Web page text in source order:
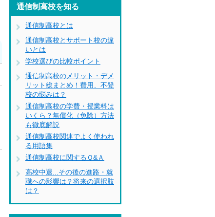
通信制高校を知る
通信制高校とは
通信制高校とサポート校の違
いとは
学校選びの比較ポイント
通信制高校のメリット・デメ
リット総まとめ！費用、不登
校の悩みは？
通信制高校の学費・授業料は
いくら？無償化（免除）方法
も徹底解説
通信制高校関連でよく使われ
る用語集
通信制高校に関するＱ&Ａ
高校中退...その後の進路・就
職への影響は？将来の選択肢
は？